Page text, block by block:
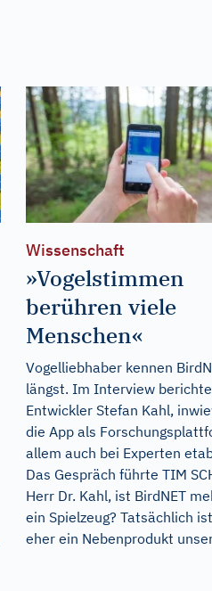
Wissenschaft
»Vogelstimmen
berühren viele
Menschen«
Vogelliebhaber kennen
längst. Im Interview
Entwickler Stefan Kahl,
die App als
allem auch bei Experten
Das Gespräch führte TIM
Herr Dr. Kahl, ist BirdNET
ein Spielzeug? Tatsächlich
eher ein Nebenprodukt